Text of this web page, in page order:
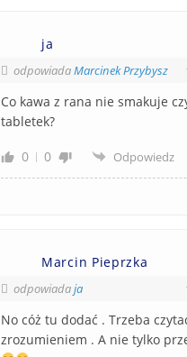
ja
odpowiadaMarcinek Przybysz
Co kawa z rana nie smakuje
tabletek?
0 0 Odpowiedz
Marcin Pieprzka
odpowiadaja
No cóż tu dodać . Trzeba
zrozumieniem . A nie tylko